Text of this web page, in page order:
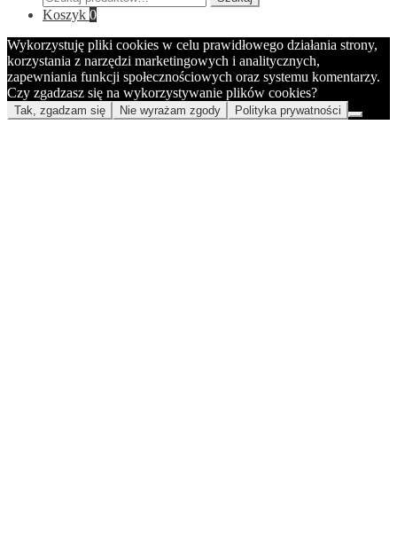
Koszyk 0
Wykorzystuję pliki cookies w celu prawidłowego działania strony,
korzystania z narzędzi marketingowych i analitycznych,
zapewniania funkcji społecznościowych oraz systemu komentarzy.
Czy zgadzasz się na wykorzystywanie plików cookies?
Tak, zgadzam się Nie wyrażam zgody Polityka prywatności